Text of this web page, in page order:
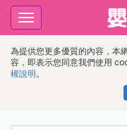
為提供您更多優質的內容，本
容，即表示您同意我們使用
權說明 。
Toggle
navigation